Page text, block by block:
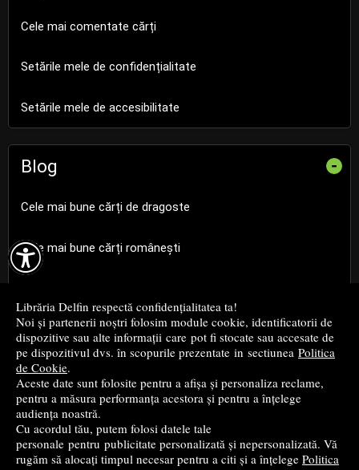

Librăria Delfin respectă confidențialitatea ta!
Noi și partenerii noștri folosim module cookie, identificatorii de
dispozitive sau alte informații care pot fi stocate sau accesate de
pe dispozitivul dvs. în scopurile prezentate in sectiunea Politica
de Cookie.
Aceste date sunt folosite pentru a afișa și personaliza reclame,
pentru a măsura performanța acestora și pentru a înțelege
audiența noastră.
Cu acordul tău, putem folosi datele tale
personale pentru publicitate personalizată și nepersonalizată. Vă
rugăm să alocați timpul necesar pentru a citi și a înțelege Politica
Cele mai comentate cărți
Setările mele de confidențialitate
Setările mele de accesibilitate
Blog -
Cele mai bune cărți de dragoste
Cele mai bune cărți românești
Cele mai bune cărți de istorie
Top cărți beletristică
...toate știrile
© 2004 - 2026 Grup DZC SRL